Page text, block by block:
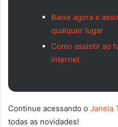
Baixe agora e
qualquer lugar
Como assistir ao
internet
Continue acessando o Janela
todas as novidades!